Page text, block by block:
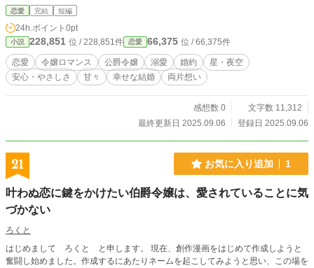
な一話完結型の短編集です。
恋愛 完結 短編
24h.ポイント 0pt
小説 228,851 位 / 228,851件 恋愛 66,375 位 / 66,375件
恋愛 令嬢ロマンス 公爵令嬢 溺愛 婚約
星・夜空
安心・やさしさ
甘々 幸せな結婚 両片想い
感想数 0
文字数 11,312
最終更新日 2025.09.06
登録日 2025.09.06
21 お気に入り追加 1
叶わぬ恋に鍵をかけたい伯爵令嬢は、愛されていることに気
づかない
ろくと
はじめまして ろくと と申します。 現在、創作漫画をはじめて作成しようと
奮闘し始めました。作成するにあたりネームを起こしてみようと思い、この場を